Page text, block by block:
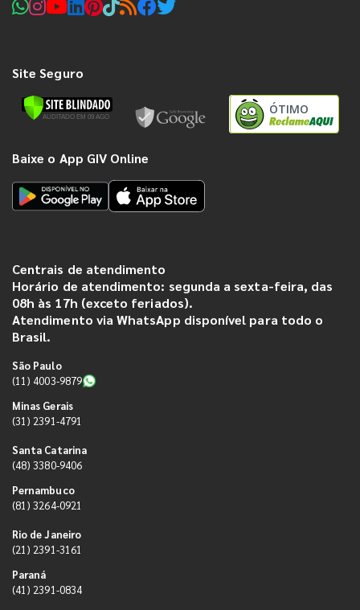
Site Seguro
ÓTIMO
Baixe o App GIV Online
Centrais de atendimento
Horário de atendimento: segunda a sexta-feira, das
08h às 17h (exceto feriados).
Atendimento via WhatsApp disponível para todo o
Brasil.
São Paulo
(11) 4003-9879
Minas Gerais
(31) 2391-4791
Santa Catarina
(48) 3380-9406
Pernambuco
(81) 3264-0921
Rio de Janeiro
(21) 2391-3161
Paraná
(41) 2391-0834